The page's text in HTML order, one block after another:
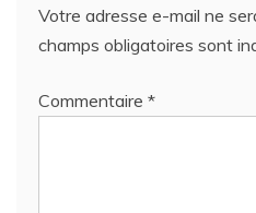
Votre adresse e-mail ne
champs obligatoires sont
Commentaire *